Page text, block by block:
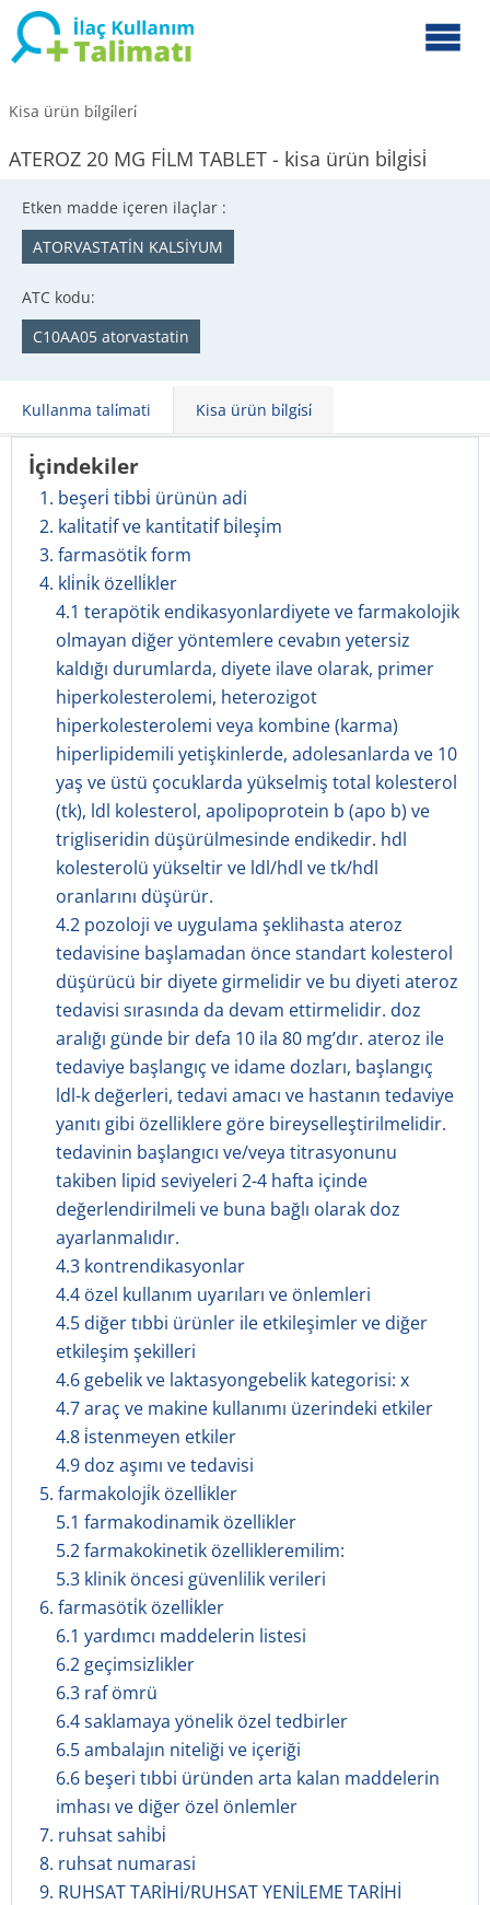
Kisa ürün bi̇lgi̇leri̇
ATEROZ 20 MG FİLM TABLET - kisa ürün bi̇lgi̇si̇
Etken madde içeren ilaçlar :
ATORVASTATİN KALSİYUM
ATC kodu:
C10AA05 atorvastatin
Kullanma tali̇mati Kisa ürün bi̇lgi̇si̇
İçindekiler
1. beşeri̇ tibbi̇ ürünün adi
2. kali̇tati̇f ve kanti̇tati̇f bi̇leşi̇m
3. farmasöti̇k form
4. kli̇ni̇k özelli̇kler
4.1 terapötik endikasyonlardiyete ve farmakolojik
olmayan diğer yöntemlere cevabın yetersiz
kaldığı durumlarda, diyete ilave olarak, primer
hiperkolesterolemi, heterozigot
hiperkolesterolemi veya kombine (karma)
hiperlipidemili yetişkinlerde, adolesanlarda ve 10
yaş ve üstü çocuklarda yükselmiş total kolesterol
(tk), ldl kolesterol, apolipoprotein b (apo b) ve
trigliseridin düşürülmesinde endikedir. hdl
kolesterolü yükseltir ve ldl/hdl ve tk/hdl
oranlarını düşürür.
4.2 pozoloji ve uygulama şeklihasta ateroz
tedavisine başlamadan önce standart kolesterol
düşürücü bir diyete girmelidir ve bu diyeti ateroz
tedavisi sırasında da devam ettirmelidir. doz
aralığı günde bir defa 10 ila 80 mg’dır. ateroz ile
tedaviye başlangıç ve idame dozları, başlangıç
ldl-k değerleri, tedavi amacı ve hastanın tedaviye
yanıtı gibi özelliklere göre bireyselleştirilmelidir.
tedavinin başlangıcı ve/veya titrasyonunu
takiben lipid seviyeleri 2-4 hafta içinde
değerlendirilmeli ve buna bağlı olarak doz
ayarlanmalıdır.
4.3 kontrendikasyonlar
4.4 özel kullanım uyarıları ve önlemleri
4.5 diğer tıbbi ürünler ile etkileşimler ve diğer
etkileşim şekilleri
4.6 gebelik ve laktasyongebelik kategorisi: x
4.7 araç ve makine kullanımı üzerindeki etkiler
4.8 i̇stenmeyen etkiler
4.9 doz aşımı ve tedavisi
5. farmakoloji̇k özelli̇kler
5.1 farmakodinamik özellikler
5.2 farmakokinetik özellikleremilim:
5.3 klinik öncesi güvenlilik verileri
6. farmasöti̇k özelli̇kler
6.1 yardımcı maddelerin listesi
6.2 geçimsizlikler
6.3 raf ömrü
6.4 saklamaya yönelik özel tedbirler
6.5 ambalajın niteliği ve içeriği
6.6 beşeri tıbbi üründen arta kalan maddelerin
imhası ve diğer özel önlemler
7. ruhsat sahi̇bi̇
8. ruhsat numarasi
9. RUHSAT TARİHİ/RUHSAT YENİLEME TARİHİ